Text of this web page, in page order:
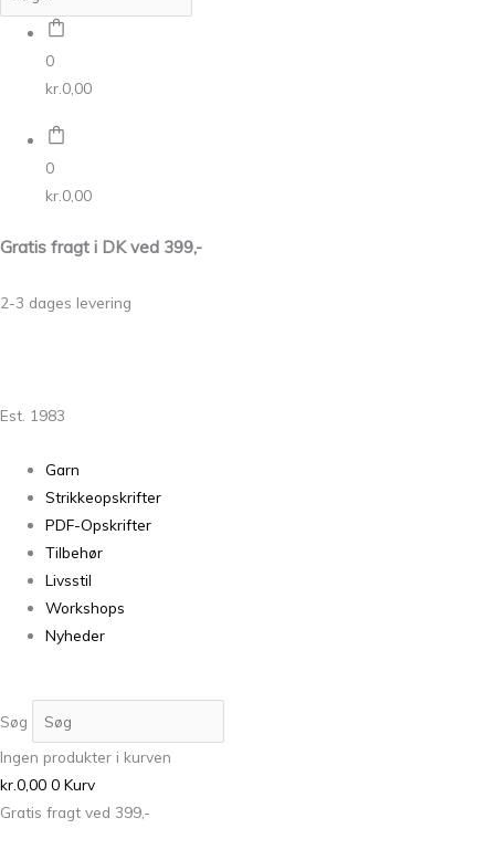
0
kr. 0,00
0
kr. 0,00
Gratis fragt i DK ved 399,-
2-3 dages levering
Est. 1983
Garn
Strikkeopskrifter
PDF-Opskrifter
Tilbehør
Livsstil
Workshops
Nyheder
Søg
Ingen produkter i kurven
kr.0,00 0 Kurv
Gratis fragt ved 399,-